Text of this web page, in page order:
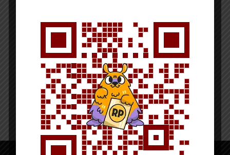
Redaksi
20 November 2014
2 menit waktu baca